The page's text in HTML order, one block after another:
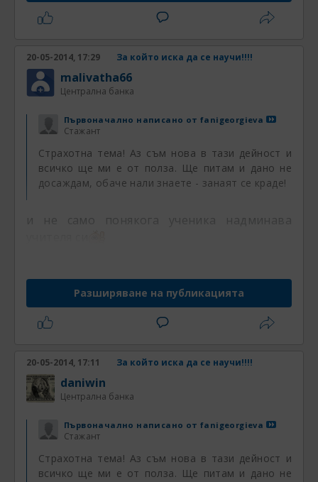
Ако имаш сили за това направи го ако
нямаш бягай от тук и не ни губи времето
20-05-2014, 17:29 За който иска да се научи!!!!
malivatha66
Централна банка
Първоначално написано отfanigeorgieva
Стажант
Страхотна тема! Аз съм нова в тази дейност и
всичко ще ми е от полза. Ще питам и дано не
досаждам, обаче нали знаете - занаят се краде!
и не само понякога ученика надминава
Разширяване на публикацията
20-05-2014, 17:11 За който иска да се научи!!!!
daniwin
Централна банка
Първоначално написано отfanigeorgieva
Стажант
Страхотна тема! Аз съм нова в тази дейност и
всичко ще ми е от полза. Ще питам и дано не